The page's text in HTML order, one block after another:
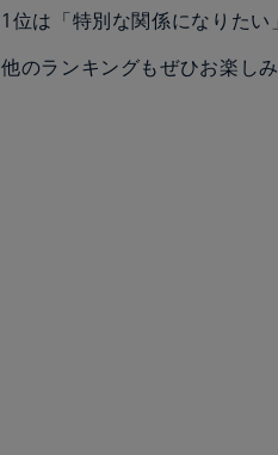
1位は「特別な関係になりた
他のランキングもぜひお楽し